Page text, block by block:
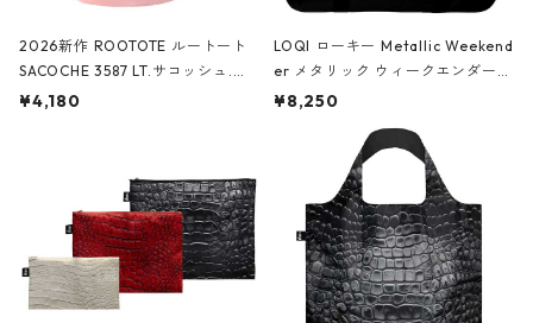
2026新作 ROOTOTE ルートート
SACOCHE 3587 LT.サコッシュ.ル
ミエ-B ショルダーバッグ グロスピ
¥4,180
LOQI ローキー Metallic Weekend
er メタリック ウィークエンダー
ボストンバッグ ショルダーバッグ
Black ジャン=ミッシェル・バスキ
ア/クラウン ブラック
¥8,250